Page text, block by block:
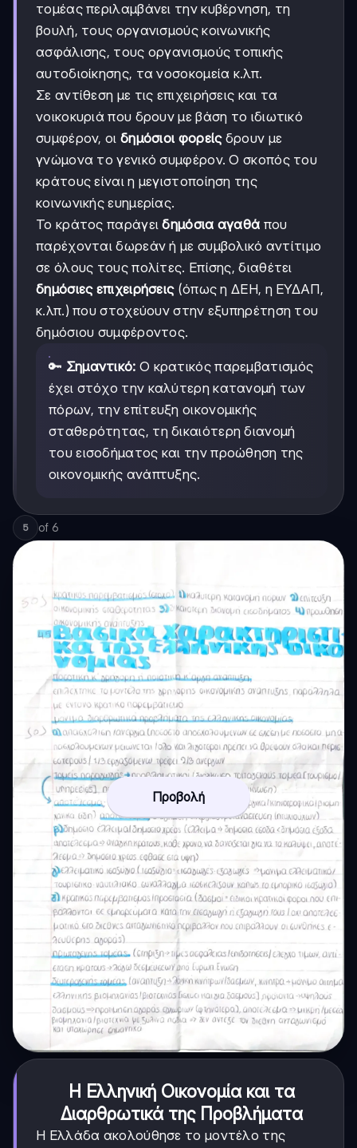
τομέας περιλαμβάνει την κυβέρνηση, τη
βουλή, τους οργανισμούς κοινωνικής
ασφάλισης, τους οργανισμούς τοπικής
αυτοδιοίκησης, τα νοσοκομεία κ.λπ.
Σε αντίθεση με τις επιχειρήσεις και τα
νοικοκυριά που δρουν με βάση το ιδιωτικό
συμφέρον, οι δημόσιοι φορείςδρουν με
γνώμονα το γενικό συμφέρον. Ο σκοπός του
κράτους είναι η μεγιστοποίηση της
κοινωνικής ευημερίας.
Το κράτος παράγειδημόσια αγαθά που
παρέχονται δωρεάν ή με συμβολικό αντίτιμο
σε όλους τους πολίτες. Επίσης, διαθέτει
δημόσιες επιχειρήσεις(όπως η ΔΕΗ, η ΕΥΔΑΠ,
κ.λπ.) που στοχεύουν στην εξυπηρέτηση του
δημόσιου συμφέροντος.
🔑 Σημαντικό: Ο κρατικός παρεμβατισμός
έχει στόχο την καλύτερη κατανομή των
πόρων, την επίτευξη οικονομικής
σταθερότητας, τη δικαιότερη διανομή
του εισοδήματος και την προώθηση της
οικονομικής ανάπτυξης.
5 of 6
Προβολή
Η Ελληνική Οικονομία και τα
Διαρθρωτικά της Προβλήματα
Η Ελλάδα ακολούθησε το μοντέλο της